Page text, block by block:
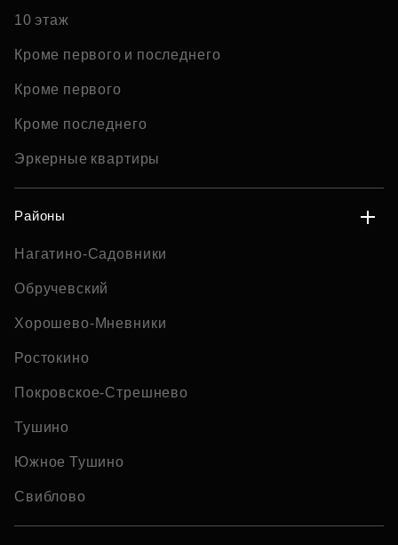
10 этаж
Кроме первого и последнего
Кроме первого
Кроме последнего
Эркерные квартиры
Районы
Нагатино-Садовники
Обручевский
Хорошево-Мневники
Ростокино
Покровское-Стрешнево
Тушино
Южное Тушино
Свиблово